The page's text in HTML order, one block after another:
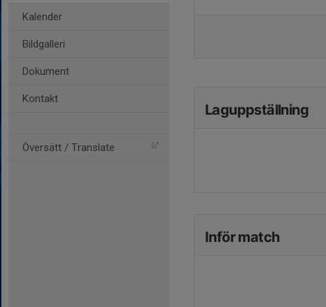
Kalender
Bildgalleri
Dokument
Kontakt
Översätt / Translate
Laguppställning
Inför match